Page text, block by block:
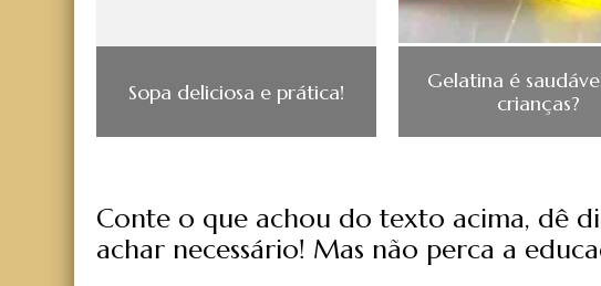
Sopa deliciosa e prática!
Gelatina é
crianças?
Conte o que achou do texto acima, dê
achar necessário! Mas não perca a